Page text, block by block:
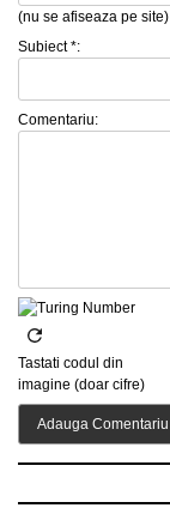
(nu se afiseaza pe site)
Subiect *:
Comentariu:
Tastati codul din
imagine (doar cifre)